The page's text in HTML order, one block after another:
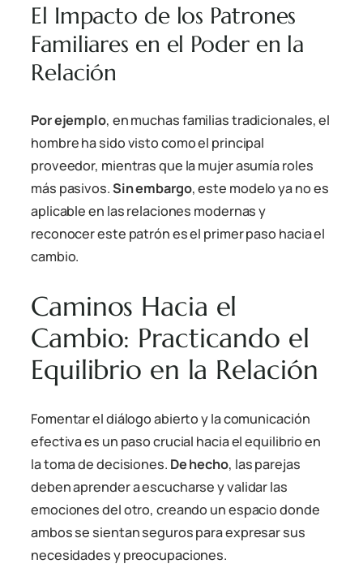
El Impacto de los Patrones
Familiares en el Poder en la
Relación
Por ejemplo, en muchas familias tradicionales, el
hombre ha sido visto como el principal
proveedor, mientras que la mujer asumía roles
más pasivos.Sin embargo, este modelo ya no es
aplicable en las relaciones modernas y
reconocer este patrón es el primer paso hacia el
cambio.
Caminos Hacia el
Cambio: Practicando el
Equilibrio en la Relación
Fomentar el diálogo abierto y la comunicación
efectiva es un paso crucial hacia el equilibrio en
la toma de decisiones. De hecho, las parejas
deben aprender a escucharse y validar las
emociones del otro, creando un espacio donde
ambos se sientan seguros para expresar sus
necesidades y preocupaciones.